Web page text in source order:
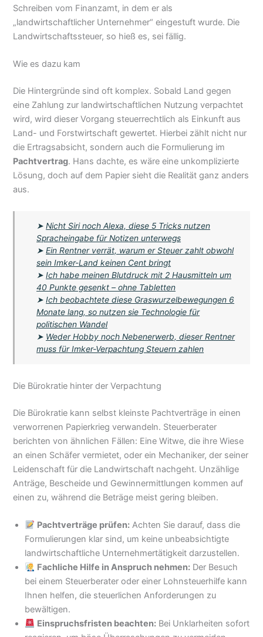
Schreiben vom Finanzamt, in dem er als
„landwirtschaftlicher Unternehmer“ eingestuft wurde. Die
Landwirtschaftssteuer, so hieß es, sei fällig.
Wie es dazu kam
Die Hintergründe sind oft komplex. Sobald Land gegen
eine Zahlung zur landwirtschaftlichen Nutzung verpachtet
wird, wird dieser Vorgang steuerrechtlich als Einkunft aus
Land- und Forstwirtschaft gewertet. Hierbei zählt nicht nur
die Ertragsabsicht, sondern auch die Formulierung im
Pachtvertrag. Hans dachte, es wäre eine unkomplizierte
Lösung, doch auf dem Papier sieht die Realität ganz anders
aus.
➤Nicht Siri noch Alexa, diese 5 Tricks nutzen
Spracheingabe für Notizen unterwegs
➤Ein Rentner verrät, warum er Steuer zahlt obwohl
sein Imker-Land keinen Cent bringt
➤Ich habe meinen Blutdruck mit 2 Hausmitteln um
40 Punkte gesenkt – ohne Tabletten
➤Ich beobachtete diese Graswurzelbewegungen 6
Monate lang, so nutzen sie Technologie für
politischen Wandel
➤ Weder Hobby noch Nebenerwerb, dieser Rentner
muss für Imker-Verpachtung Steuern zahlen
Die Bürokratie hinter der Verpachtung
Die Bürokratie kann selbst kleinste Pachtverträge in einen
verworrenen Papierkrieg verwandeln. Steuerberater
berichten von ähnlichen Fällen: Eine Witwe, die ihre Wiese
an einen Schäfer vermietet, oder ein Mechaniker, der seiner
Leidenschaft für die Landwirtschaft nachgeht. Unzählige
Anträge, Bescheide und Gewinnermittlungen kommen auf
einen zu, während die Beträge meist gering bleiben.
Pachtverträge prüfen: Achten Sie darauf, dass die
Formulierungen klar sind, um keine unbeabsichtigte
landwirtschaftliche Unternehmertätigkeit darzustellen.
Fachliche Hilfe in Anspruch nehmen: Der Besuch
bei einem Steuerberater oder einer Lohnsteuerhilfe kann
Ihnen helfen, die steuerlichen Anforderungen zu
bewältigen.
Einspruchsfristen beachten: Bei Unklarheiten sofort